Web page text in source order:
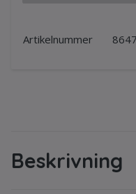
Artikelnummer
Beskrivning